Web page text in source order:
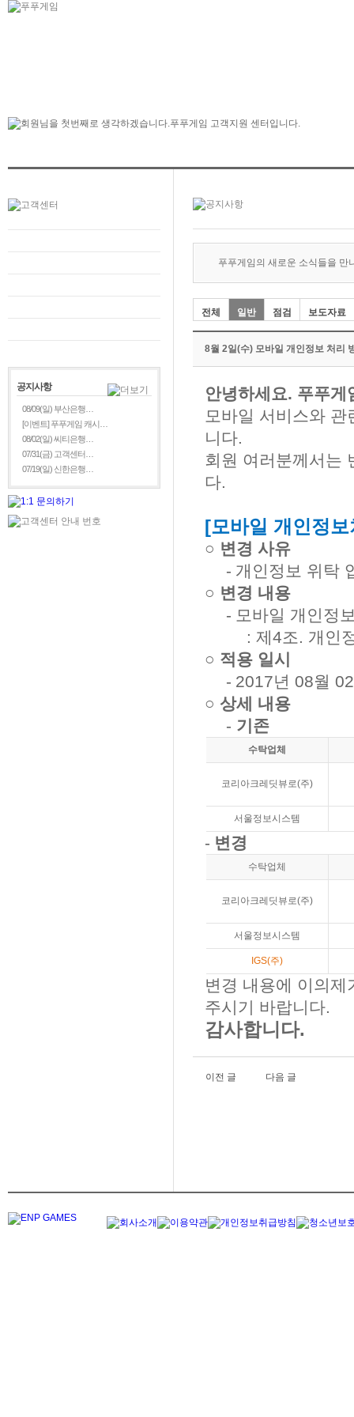
공지사항
08/09(일) 부산은행…
[이벤트] 푸푸게임 캐시…
08/02(일) 씨티은행…
07/31(금) 고객센터…
07/19(일) 신한은행…
푸푸게임의 새로운 소식들을 만
전체 일반 점검 보도자료
8월 2일(수) 모바일 개인정보 처리
안녕하세요. 푸푸게
모바일 서비스와 관
니다.
회원 여러분께서는
다.
[모바일 개인정
○ 변경 사유
- 개인정보 위탁
○ 변경 내용
- 모바일 개인정
:제4조. 개인
○ 적용 일시
- 2017년 08월 02
○ 상세 내용
- 기존
수탁업체
코리아크레딧뷰로(주)
서울정보시스템
- 변경
수탁업체
코리아크레딧뷰로(주)
서울정보시스템
IGS(주)
변경 내용에 이의
주시기 바랍니다.
감사합니다.
이전 글 다음 글